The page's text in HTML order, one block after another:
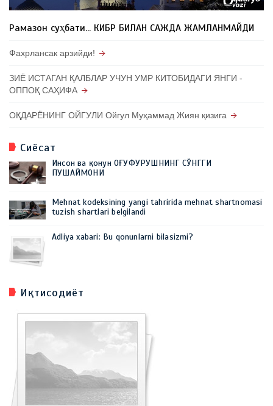
Рамазон суҳбати... КИБР БИЛАН САЖДА ЖАМЛАНМАЙДИ
Фахрлансак арзийди!
ЗИЁ ИСТАГАН ҚАЛБЛАР УЧУН УМР КИТОБИДАГИ ЯНГИ -
ОППОҚ САҲИФА
ОҚДАРЁНИНГ ОЙГУЛИ Ойгул Муҳаммад Жиян қизига
Сиёсат
Инсон ва қонун ОҒУФУРУШНИНГ СЎНГГИ
ПУШАЙМОНИ
Mehnat kodeksining yangi tahririda mehnat shartnomasi
tuzish shartlari belgilandi
Adliya xabari: Bu qonunlarni bilasizmi?
Иқтисодиёт